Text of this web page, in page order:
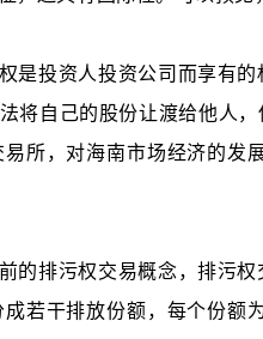
是投资人投资公司而享有
将自己的股份让渡给他人
所，对海南市场经济的
的排污权交易概念，排污
若干排放份额，每个份